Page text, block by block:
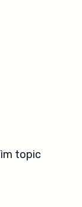
topic